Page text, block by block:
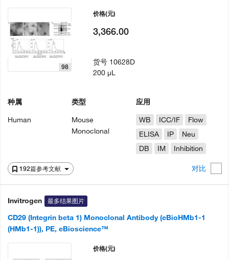
192篇参考文献 对比
98
种属
Human
类型
Mouse
Monoclonal
应用
WB
ICC/IF
Flow
ELISA
IP
Neu
DB
IM Inhibition
价格(元)
3,366.00
货号 10628D
200 µL
Invitrogen 最多结果图片
CD29 (Integrin beta 1) Monoclonal Antibody (eBioHMb1-1
(HMb1-1)), PE, eBioscience™
价格(元)